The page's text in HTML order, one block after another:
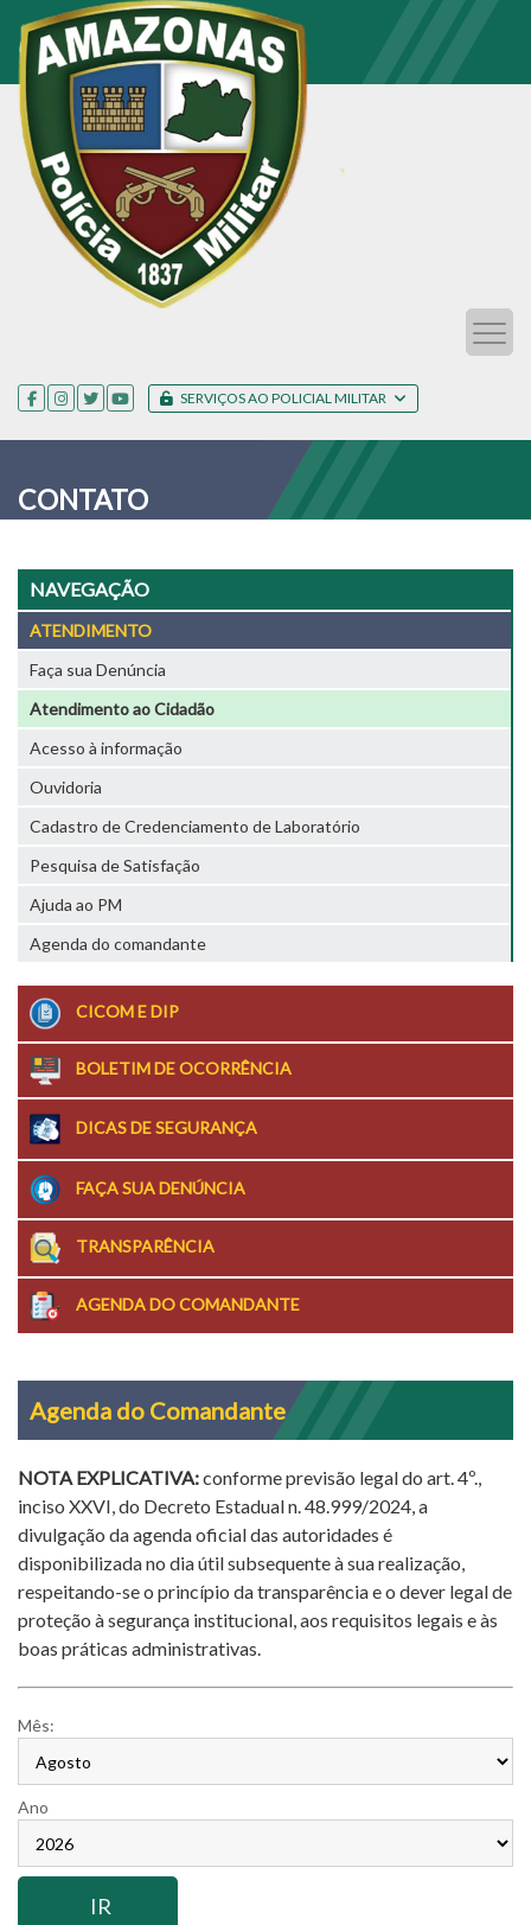
SERVIÇOS AO POLICIAL MILITAR
CONTATO
NAVEGAÇÃO
ATENDIMENTO
Faça sua Denúncia
Atendimento ao Cidadão
Acesso à informação
Ouvidoria
Cadastro de Credenciamento de Laboratório
Pesquisa de Satisfação
Ajuda ao PM
Agenda do comandante
CICOM E DIP
BOLETIM DE OCORRÊNCIA
DICAS DE SEGURANÇA
FAÇA SUA DENÚNCIA
TRANSPARÊNCIA
AGENDA DO COMANDANTE
Agenda do Comandante
NOTA EXPLICATIVA:conforme previsão legal do art. 4º.,
inciso XXVI, do Decreto Estadual n. 48.999/2024, a
divulgação da agenda oficial das autoridades é
disponibilizada no dia útil subsequente à sua realização,
respeitando-se o princípio da transparência e o dever legal de
proteção à segurança institucional, aos requisitos legais e às
boas práticas administrativas.
Mês:
Ano